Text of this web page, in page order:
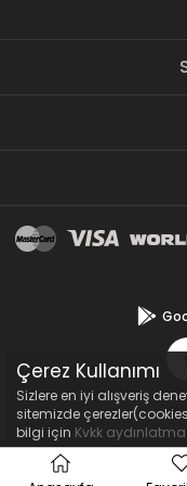
ödün vermeyen,
Çerez Kullanımı
Sizlere en iyi alışveriş
sitemizde
bilgi için Kvkk